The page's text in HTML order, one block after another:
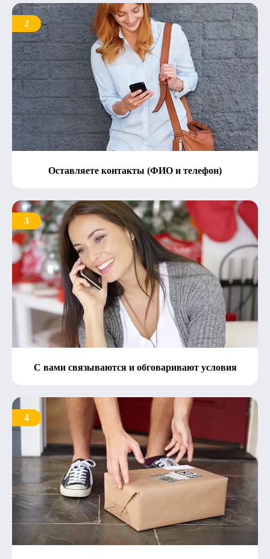
2
Оставляете контакты (ФИО и телефон)
3
С вами связываются и обговаривают условия
4